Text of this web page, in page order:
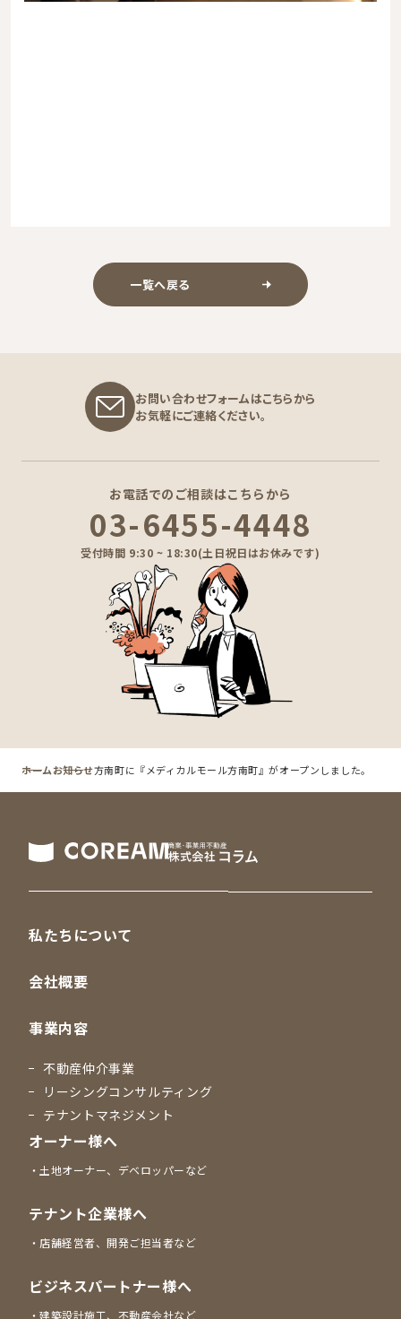
一覧へ戻る
お問い合わせフォームはこちらから
お気軽にご連絡ください。
お電話でのご相談はこちらから
03-6455-4448
受付時間 9:30 ~ 18:30(土日祝日はお休みです)
ホームお知らせ方南町に『メディカルモール方南町』がオープンしました。
私たちについて
会社概要
事業内容
不動産仲介事業
リーシングコンサルティング
テナントマネジメント
オーナー様へ
土地オーナー、デベロッパーなど
テナント企業様へ
店舗経営者、開発ご担当者など
ビジネスパートナー様へ
建築設計施工、不動産会社など